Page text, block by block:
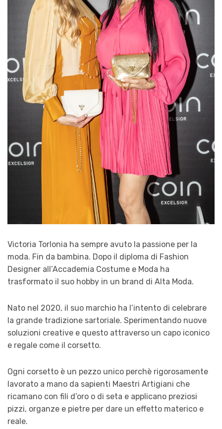
Victoria Torlonia ha sempre avuto la passione per la
moda. Fin da bambina. Dopo il diploma di Fashion
Designer all’Accademia Costume e Moda ha
trasformato il suo hobby in un brand di Alta Moda.
Nato nel 2020, il suo marchio ha l’intento di celebrare
la grande tradizione sartoriale. Sperimentando nuove
soluzioni creative e questo attraverso un capo iconico
e regale come il corsetto.
Ogni corsetto è un pezzo unico perchè rigorosamente
lavorato a mano da sapienti Maestri Artigiani che
ricamano con fili d’oro o di seta e applicano preziosi
pizzi, organze e pietre per dare un effetto materico e
reale.